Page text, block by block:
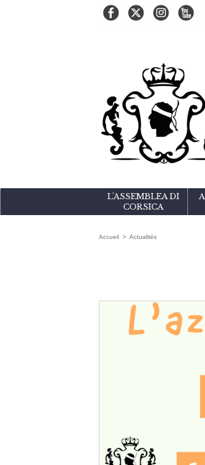
L'ASSEMBLEA DI
CORSICA
Accueil > Actualités